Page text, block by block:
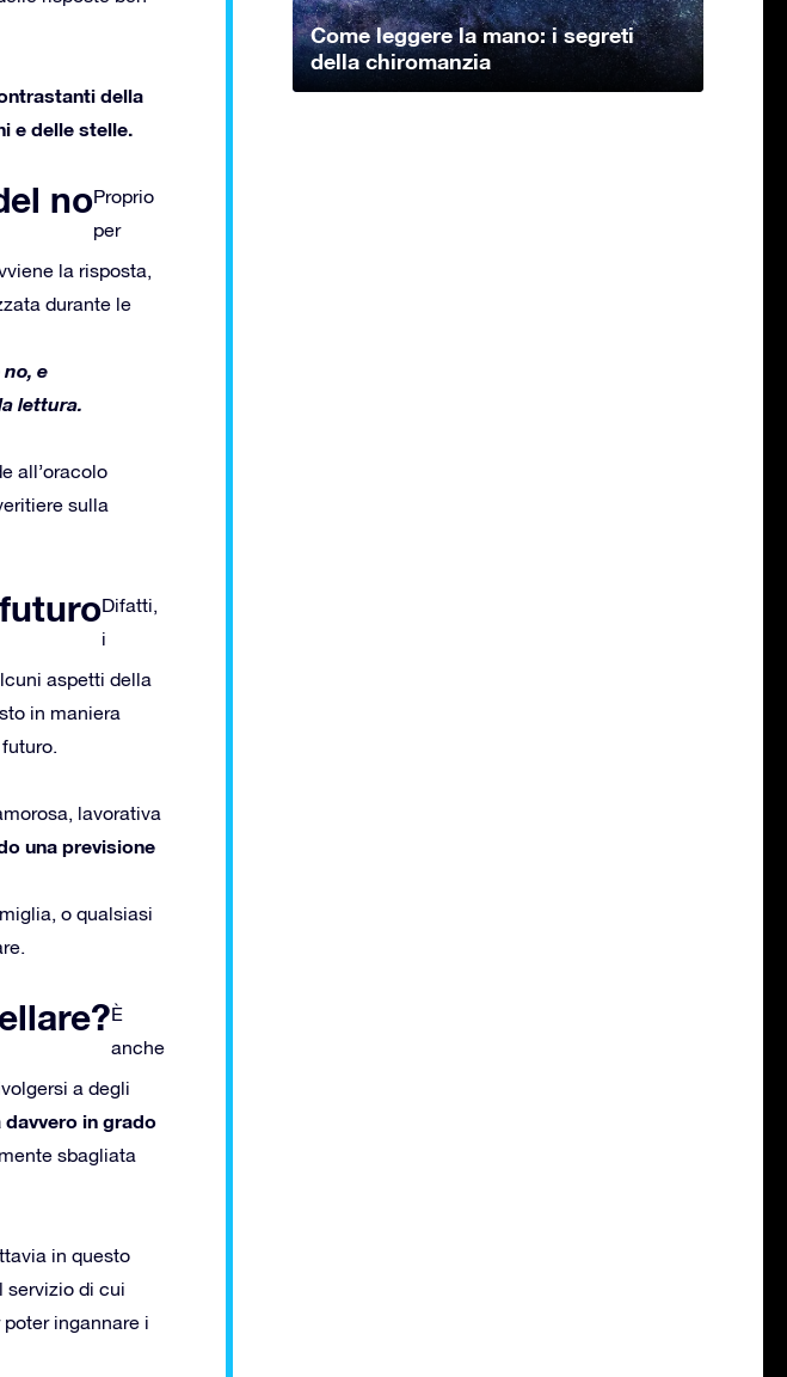
della
e delle stelle.
no
la risposta,
durante le
e
lettura.
Proprio
per
all’oracolo
sulla
aspetti della
in maniera
Difatti,
i
lavorativa
una previsione
o qualsiasi
a degli
in grado
sbagliata
È
anche
in questo
servizio di cui
ingannare i
Come leggere la mano: i segreti
della chiromanzia